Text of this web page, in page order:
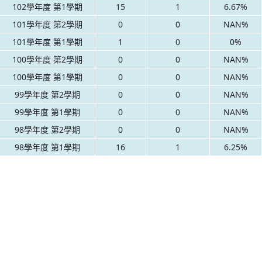
102學年度 第1學期
15 1
6.67%
101學年度 第2學期
0 0
NAN%
101學年度 第1學期
1 0
0%
100學年度 第2學期
0 0
NAN%
100學年度 第1學期
0 0
NAN%
99學年度 第2學期
0 0
NAN%
99學年度 第1學期
0 0
NAN%
98學年度 第2學期
0 0
NAN%
98學年度 第1學期
16 1 6.25%